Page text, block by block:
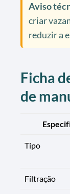
Aviso
criar
reduzir a
Ficha
de
Tipo
Filtração